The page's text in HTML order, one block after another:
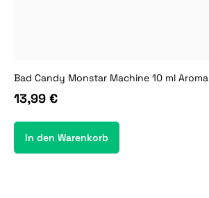
Bad Candy Monstar Machine 10 ml Aroma
13,99 €
In den Warenkorb